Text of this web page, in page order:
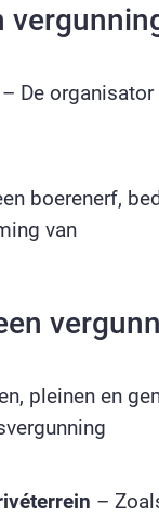
– De
boerenerf,
van
pleinen en
–